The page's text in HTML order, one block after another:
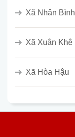
Xã Nhân Bình
Xã Xuân Khê
Xã Hòa Hậu